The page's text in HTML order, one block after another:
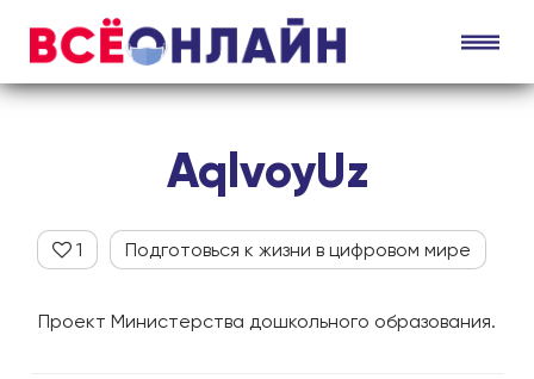
AqlvoyUz
1 Подготовься к жизни в цифровом мире
Проект Министерства дошкольного образования.